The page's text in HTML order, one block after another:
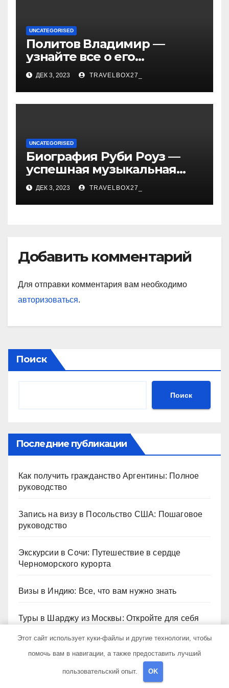
UNCATEGORISED
Политов Владимир —
узнайте все о его
биографии, возрасте и
впечатляющих
достижениях!
ДЕК 3, 2023 TRAVELBOX27_
UNCATEGORISED
Биография Руби Роуз —
успешная музыкальная
карьера, личная жизнь и
знаковые достижения
ДЕК 3, 2023 TRAVELBOX27_
Добавить комментарий
Для отправки комментария вам необходимо
авторизоваться.
Поиск
Поиск
Последние публикации
Как получить гражданство Аргентины: Полное
руководство
Запись на визу в Посольство США: Пошаговое
руководство
Экскурсии в Сочи: Путешествие в сердце
Черноморского курорта
Визы в Индию: Все, что вам нужно знать
Туры в Шарджу из Москвы: Откройте для себя
Этот сайт использует куки-файлы и другие технологии, чтобы
помочь вам в навигации, а также предоставить лучший
пользовательский опыт. OK